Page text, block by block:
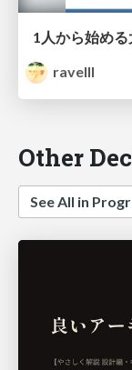
ravelll
Other
See All in